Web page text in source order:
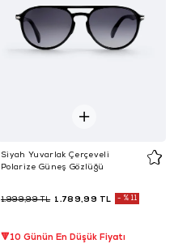
Siyah Yuvarlak Çerçeveli
Polarize Güneş Gözlüğü
1.789,99 TL
1.999,99 TL %11
🔻10 Günün En Düşük Fiyatı